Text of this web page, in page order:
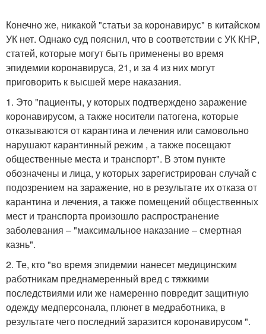
Конечно же, никакой "статьи за коронавирус" в китайском
УК нет. Однако суд пояснил, что в соответствии с УК КНР,
статей, которые могут быть применены во время
эпидемии коронавируса, 21, и за 4 из них могут
приговорить к высшей мере наказания.
1. Это "пациенты, у которых подтверждено заражение
коронавирусом, а также носители патогена, которые
отказываются от карантина и лечения или самовольно
нарушают карантинный режим , а также посещают
общественные места и транспорт". В этом пункте
обозначены и лица, у которых зарегистрирован случай с
подозрением на заражение, но в результате их отказа от
карантина и лечения, а также помещений общественных
мест и транспорта произошло распространение
заболевания – "максимальное наказание – смертная
казнь".
2. Те, кто "во время эпидемии нанесет медицинским
работникам преднамеренный вред с тяжкими
последствиями или же намеренно повредит защитную
одежду медперсонала, плюнет в медработника, в
результате чего последний заразится коронавирусом ".